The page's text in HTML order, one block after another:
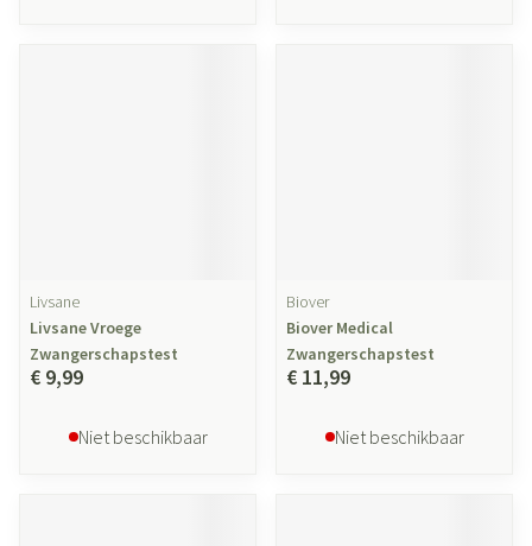
Livsane
Livsane Vroege
Zwangerschapstest
€ 9,99
Niet beschikbaar
Biover
Biover Medical
Zwangerschapstest
€ 11,99
Niet beschikbaar